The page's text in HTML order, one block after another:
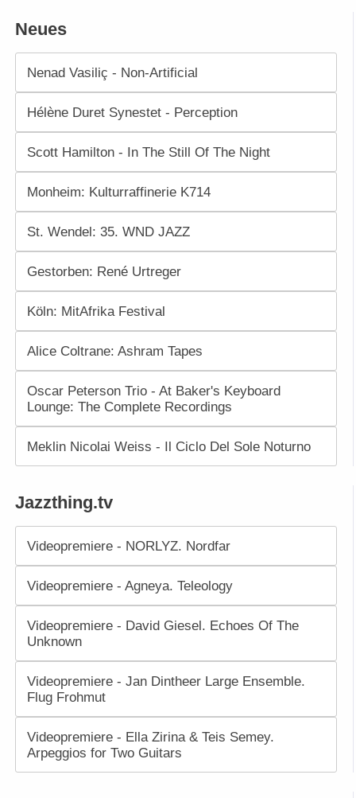
Neues
Nenad Vasiliç - Non-Artificial
Hélène Duret Synestet - Perception
Scott Hamilton - In The Still Of The Night
Monheim: Kulturraffinerie K714
St. Wendel: 35. WND JAZZ
Gestorben: René Urtreger
Köln: MitAfrika Festival
Alice Coltrane: Ashram Tapes
Oscar Peterson Trio - At Baker's Keyboard
Lounge: The Complete Recordings
Meklin Nicolai Weiss - Il Ciclo Del Sole Noturno
Jazzthing.tv
Videopremiere - NORLYZ. Nordfar
Videopremiere - Agneya. Teleology
Videopremiere - David Giesel. Echoes Of The
Unknown
Videopremiere - Jan Dintheer Large Ensemble.
Flug Frohmut
Videopremiere - Ella Zirina & Teis Semey.
Arpeggios for Two Guitars